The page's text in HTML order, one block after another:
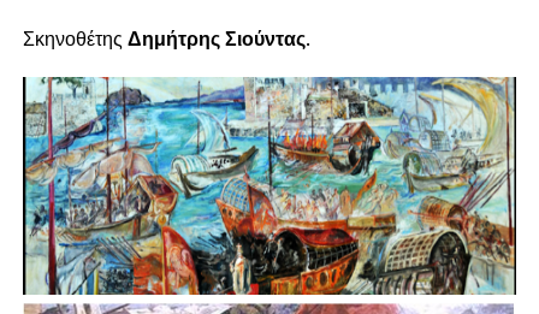
Σκηνοθέτης Δημήτρης Σιούντας.